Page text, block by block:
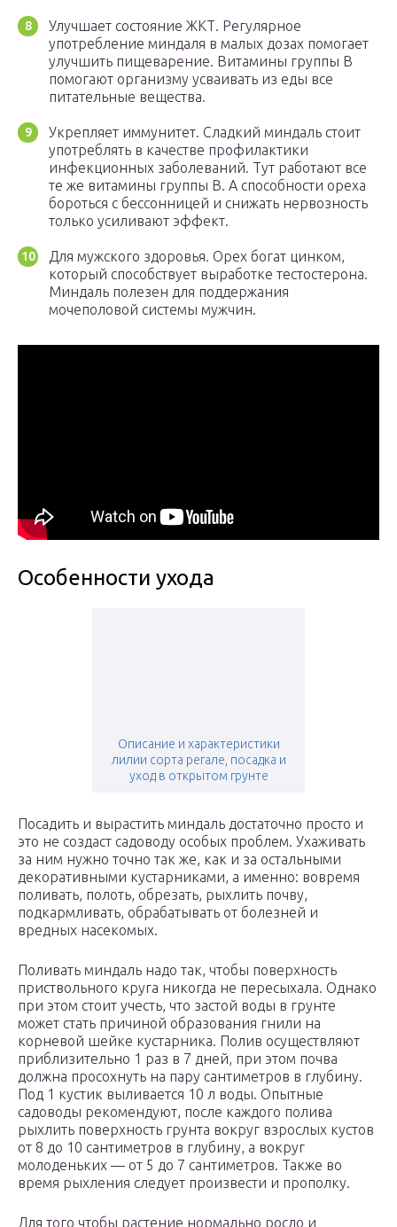
Улучшает состояние ЖКТ. Регулярное
употребление миндаля в малых дозах помогает
улучшить пищеварение. Витамины группы B
помогают организму усваивать из еды все
питательные вещества.
Укрепляет иммунитет. Сладкий миндаль стоит
употреблять в качестве профилактики
инфекционных заболеваний. Тут работают все
те же витамины группы B. А способности ореха
бороться с бессонницей и снижать нервозность
только усиливают эффект.
Для мужского здоровья. Орех богат цинком,
который способствует выработке тестостерона.
Миндаль полезен для поддержания
мочеполовой системы мужчин.
Особенности ухода
Описание и характеристики
лилии сорта регале, посадка и
уход в открытом грунте
Посадить и вырастить миндаль достаточно просто и
это не создаст садоводу особых проблем. Ухаживать
за ним нужно точно так же, как и за остальными
декоративными кустарниками, а именно: вовремя
поливать, полоть, обрезать, рыхлить почву,
подкармливать, обрабатывать от болезней и
вредных насекомых.
Поливать миндаль надо так, чтобы поверхность
приствольного круга никогда не пересыхала. Однако
при этом стоит учесть, что застой воды в грунте
может стать причиной образования гнили на
корневой шейке кустарника. Полив осуществляют
приблизительно 1 раз в 7 дней, при этом почва
должна просохнуть на пару сантиметров в глубину.
Под 1 кустик выливается 10 л воды. Опытные
садоводы рекомендуют, после каждого полива
рыхлить поверхность грунта вокруг взрослых кустов
от 8 до 10 сантиметров в глубину, а вокруг
молоденьких — от 5 до 7 сантиметров. Также во
время рыхления следует произвести и прополку.
Для того чтобы растение нормально росло и